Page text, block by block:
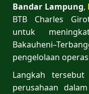
Bandar Lampung,
BTB Charles
untuk
pengelolaan
Langkah
perusahaan